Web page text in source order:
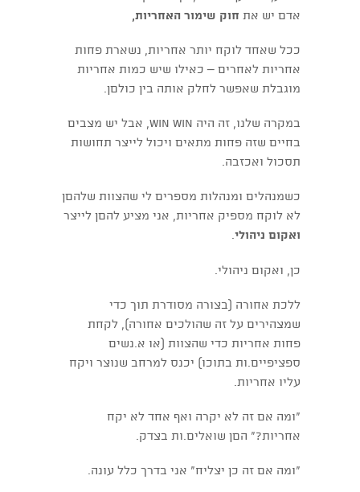
אדם יש את חוק שימור האחריות,
ככל שאחד לוקח יותר אחריות, נשארת פחות
אחריות לאחרים – כאילו שיש כמות אחריות
מוגבלת שאפשר לחלק אותה בין כולםן.
במקרה שלנו, זה היה win win, אבל יש מצבים
בחיים שזה פחות מתאים ויכול לייצר תחושות
תסכול ואכזבה.
כשמנהלים ומנהלות מספרים לי שהצוות שלהםן
לא לוקח מספיק אחריות, אני מציע להםן לייצר
ואקום ניהולי.
כן, ואקום ניהולי.
ללכת אחורה (בצורה מסודרת תוך כדי
שמצהירים על זה שהולכים אחורה), לקחת
פחות אחריות כדי שהצוות (או א.נשים
ספציפיים.ות בתוכו) יכנס למרחב שנוצר ויקח
עליו אחריות.
"ומה אם זה לא יקרה ואף אחד לא יקח
אחריות?" הםן שואלים.ות בצדק.
"ומה אם זה כן יצליח" אני בדרך כלל עונה.